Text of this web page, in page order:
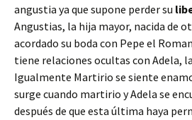
angustia ya que supone perder su
Angustias, la hija mayor, nacida de
acordado su boda con Pepe el
tiene relaciones ocultas con Adela,
Igualmente Martirio se siente
surge cuando martirio y Adela se
después de que esta última haya